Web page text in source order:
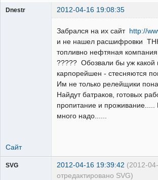
Dnestr 2012-04-16 19:08:35
Забрался на их сайт http://
и не нашел расшифровки
топливно нефтяная
????? Обозвали бы уж какой
карпорейшен - стесняются
Им не только релейщики
Найдут батраков, готовых
пропитание и
много надо......
Сайт
SVG 2012-04-16 19:39:42 (2012-
отредактировано SVG)